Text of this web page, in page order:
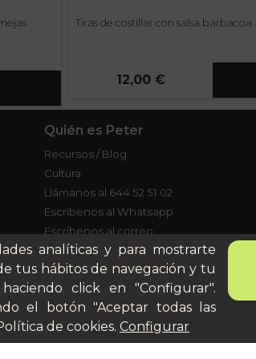
Tiras de costillar con salsa barbacoa
12,00 €
analíticas y para mostrarte
tus hábitos de navegación y tu
click en "Configurar".
el botón "Aceptar todas las
de cookies. Configurar
Quién es Peter
Recursos / Blog
Cultura
Llámanos al 644 52 51 02
Escríbenos al Whatsapp
Escríbenos al correo
De lunes a viernes de 8:30 a
14:00